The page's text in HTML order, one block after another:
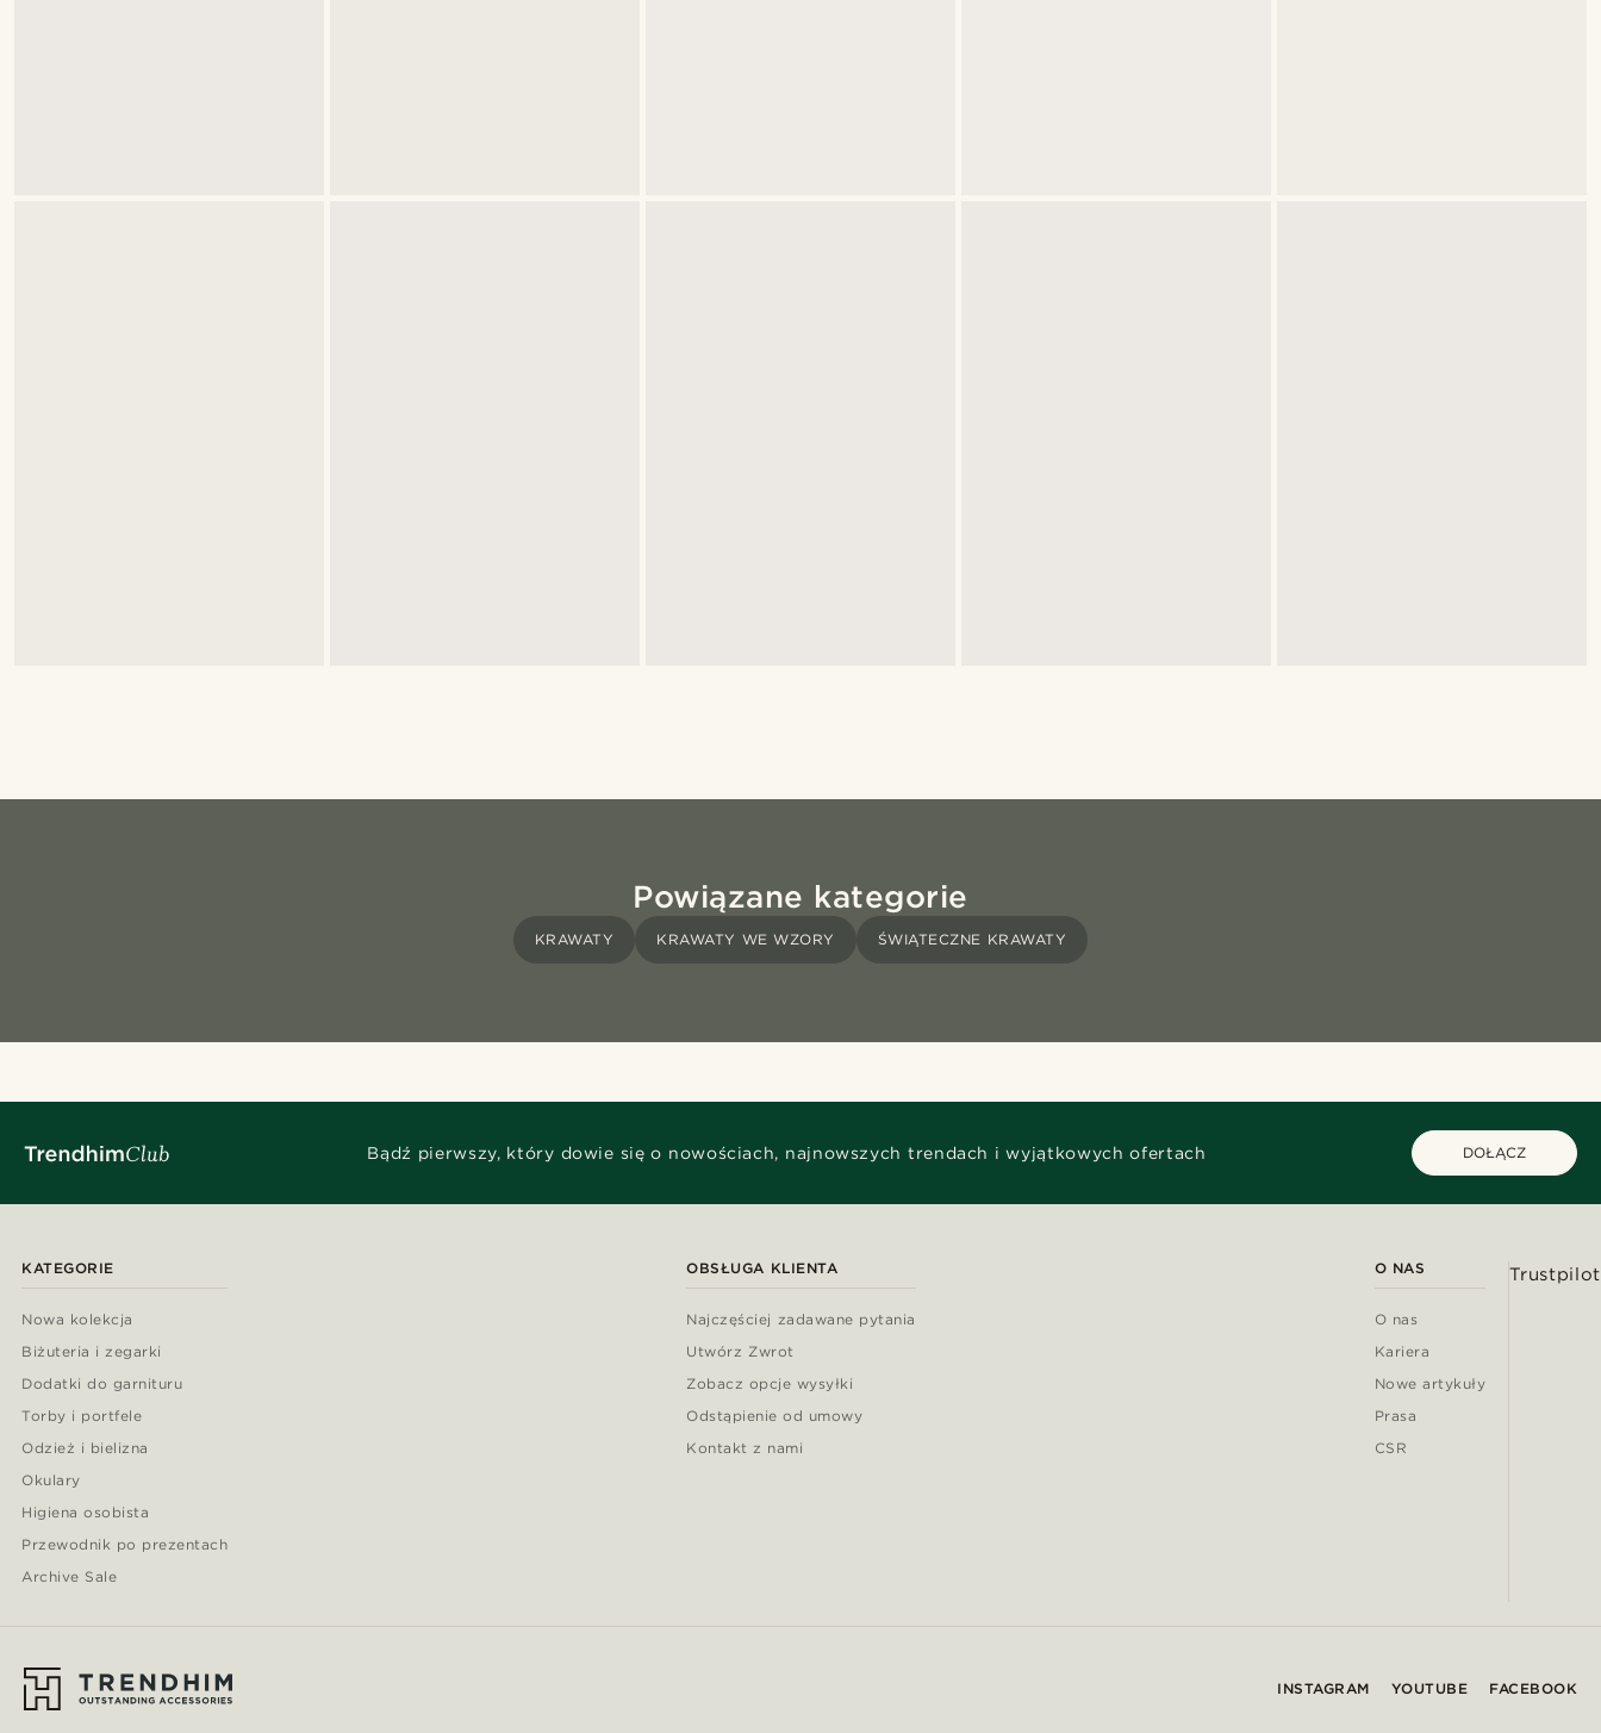
Powiązane kategorie
KRAWATY KRAWATY WE WZORY ŚWIĄTECZNE KRAWATY
Bądź pierwszy, który dowie się o nowościach, najnowszych trendach i wyjątkowych ofertach DOŁĄCZ
KATEGORIE
Nowa kolekcja
Biżuteria i zegarki
Dodatki do garnituru
Torby i portfele
Odzież i bielizna
Okulary
Higiena osobista
Przewodnik po prezentach
Archive Sale
OBSŁUGA KLIENTA
Najczęściej zadawane pytania
Utwórz Zwrot
Zobacz opcje wysyłki
Odstąpienie od umowy
Kontakt z nami
O NAS
O nas
Kariera
Nowe artykuły
Prasa
CSR
Trustpilot
INSTAGRAM YOUTUBE FACEBOOK